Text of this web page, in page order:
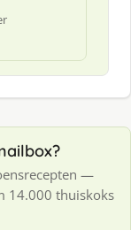
—
14.000 thuiskoks